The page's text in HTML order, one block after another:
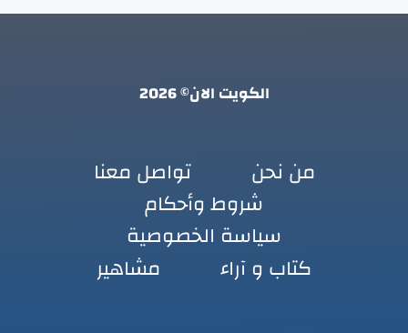
الكويت الان© 2026
من نحن
تواصل معنا
شروط وأحكام
سياسة الخصوصية
كتاب و آراء
مشاهير